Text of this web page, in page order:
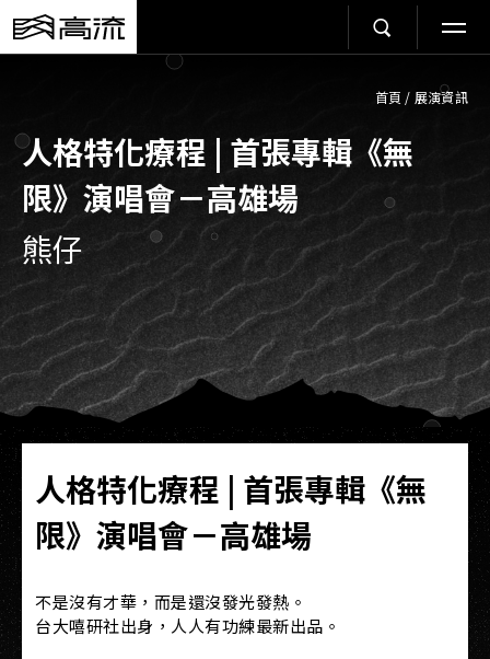
首頁 / 展演資訊
人格特化療程 | 首張專輯《無
限》演唱會－高雄場
熊仔
人格特化療程 | 首張專輯《無
限》演唱會－高雄場
不是沒有才華，而是還沒發光發熱。
台大嘻研社出身，人人有功練最新出品。